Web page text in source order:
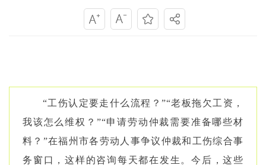
“工伤认定要走什么流程？”“老板拖欠工资，
我该怎么维权 ？”“申请劳动仲裁需要准备哪些材
料？”在福州市各劳动人事争议仲裁和工伤综合事
务窗口，这样的咨询每天都在发生。今后，这些